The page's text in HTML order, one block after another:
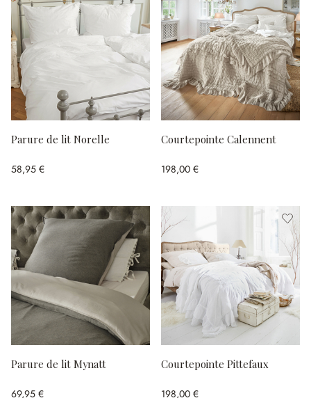
Parure de lit Norelle
58,95 €
Courtepointe Calennent
198,00 €
Parure de lit Mynatt
69,95 €
Courtepointe Pittefaux
198,00 €